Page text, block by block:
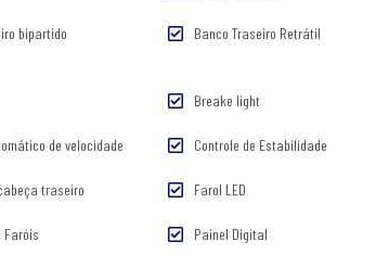
bipartido Banco Traseiro Retrátil
Breake light
de velocidade Controle de Estabilidade
traseiro Farol LED
Faróis Painel Digital